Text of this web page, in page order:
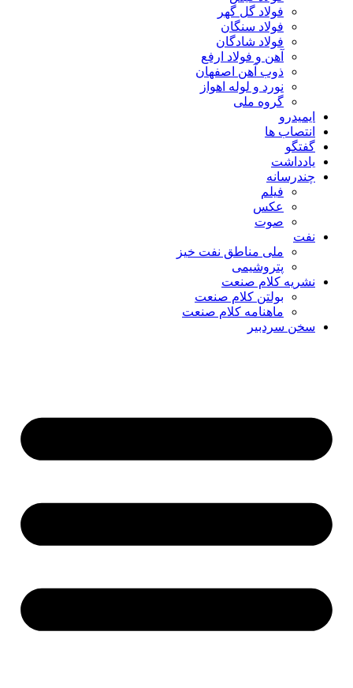
فولاد گل گهر
فولاد سنگان
فولاد شادگان
آهن و فولاد ارفع
ذوب آهن اصفهان
نورد و لوله اهواز
گروه ملی
ایمیدرو
انتصاب ها
گفتگو
یادداشت
چندرسانه
فیلم
عکس
صوت
نفت
ملی مناطق نفت خیز
پتروشیمی
نشریه کلام صنعت
بولتن کلام صنعت
ماهنامه کلام صنعت
سخن سردبیر